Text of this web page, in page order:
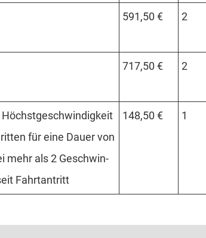
591,50 € 2
717,50 € 2
für eine Dauer von
mehr als 2 Geschwin­
Fahrt­antritt
148,50 € 1